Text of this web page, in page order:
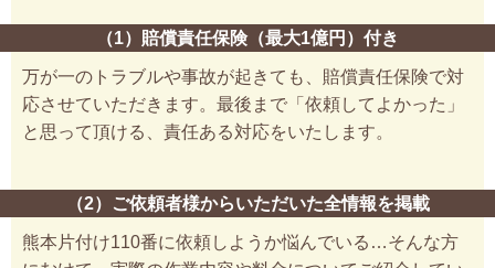
（1）賠償責任保険（最大1億円）付き
万が一のトラブルや事故が起きても、賠償責任保険で対
応させていただきます。最後まで「依頼してよかった」
と思って頂ける、責任ある対応をいたします。
（2）ご依頼者様からいただいた全情報を掲載
熊本片付け110番に依頼しようか悩んでいる…そんな方